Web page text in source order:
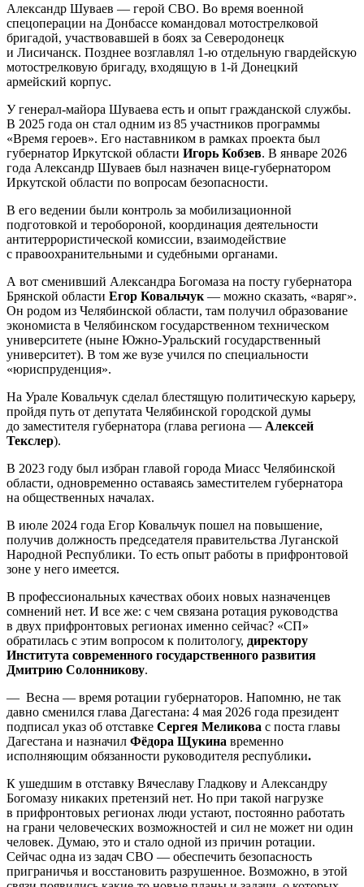
Александр Шуваев — герой СВО. Во время военной
спецоперации на Донбассе командовал мотострелковой
бригадой, участвовавшей в боях за Северодонецк
и Лисичанск. Позднее возглавлял 1-ю отдельную гвардейскую
мотострелковую бригаду, входящую в 1-й Донецкий
армейский корпус.
У генерал-майора Шуваева есть и опыт гражданской службы.
В 2025 года он стал одним из 85 участников программы
«Время героев». Его наставником в рамках проекта был
губернатор Иркутской области Игорь Кобзев. В январе 2026
года Александр Шуваев был назначен вице-губернатором
Иркутской области по вопросам безопасности.
В его ведении были контроль за мобилизационной
подготовкой и теробороной, координация деятельности
антитеррористической комиссии, взаимодействие
с правоохранительными и судебными органами.
А вот сменивший Александра Богомаза на посту губернатора
Брянской области Егор Ковальчук — можно сказать, «варяг».
Он родом из Челябинской области, там получил образование
экономиста в Челябинском государственном техническом
университете (ныне Южно-Уральский государственный
университет). В том же вузе учился по специальности
«юриспруденция».
На Урале Ковальчук сделал блестящую политическую карьеру,
пройдя путь от депутата Челябинской городской думы
до заместителя губернатора (глава региона — Алексей
Текслер).
В 2023 году был избран главой города Миасс Челябинской
области, одновременно оставаясь заместителем губернатора
на общественных началах.
В июле 2024 года Егор Ковальчук пошел на повышение,
получив должность председателя правительства Луганской
Народной Республики. То есть опыт работы в прифронтовой
зоне у него имеется.
В профессиональных качествах обоих новых назначенцев
сомнений нет. И все же: с чем связана ротация руководства
в двух прифронтовых регионах именно сейчас? «СП»
обратилась с этим вопросом к политологу, директору
Института современного государственного развития
Дмитрию Солонникову.
— Весна — время ротации губернаторов. Напомню, не так
давно сменился глава Дагестана: 4 мая 2026 года президент
подписал указ об отставке Сергея Меликова с поста главы
Дагестана и назначил Фёдора Щукина временно
исполняющим обязанности руководителя республики.
К ушедшим в отставку Вячеславу Гладкову и Александру
Богомазу никаких претензий нет. Но при такой нагрузке
в прифронтовых регионах люди устают, постоянно работать
на грани человеческих возможностей и сил не может ни один
человек. Думаю, это и стало одной из причин ротации.
Сейчас одна из задач СВО — обеспечить безопасность
приграничья и восстановить разрушенное. Возможно, в этой